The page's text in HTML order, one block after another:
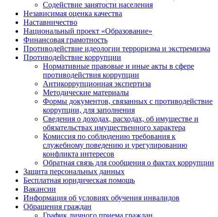
Содействие занятости населения
Независимая оценка качества
Наставничество
Национальный проект «Образование»
Финансовая грамотность
Противодействие идеологии терроризма и экстремизма
Противодействие коррупции
Нормативные правовые и иные акты в сфере
противодействия коррупции
Антикоррупционная экспертиза
Методические материалы
Формы документов, связанных с противодействие
коррупции, для заполнения
Сведения о доходах, расходах, об имуществе и
обязательствах имущественного характера
Комиссия по соблюдению требования к
служебному поведению и урегулированию
конфликта интересов
Обратная связь для сообщения о фактах коррупции
Защита персональных данных
Бесплатная юридическая помощь
Вакансии
Информация об условиях обучения инвалидов
Обращения граждан
График личного приема граждан